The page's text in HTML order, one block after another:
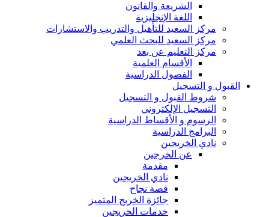
الشريعة والقانون
اللغة الإنجليزية
مركز السعيد للتأهيل والتدريب والاستشارات
مركز السعيد للبحث العلمي
مركز التعليم عن بعد
الأقسام العلمية
الفصول الدراسية
القبول و التسجيل
شروط القبول و التسجيل
التسجيل الإلكتروني
الرسوم و الأقساط الدراسية
البرامج الدراسية
نادي الخريجين
عن الخرجين
مقدمة
نادي الخريجين
قصة نجاح
جائزة الخريج المتميز
خدمات الخريجين